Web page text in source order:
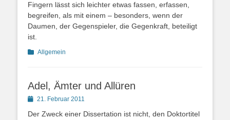
Fingern lässt sich leichter etwas fassen, erfassen,
begreifen, als mit einem – besonders, wenn der
Daumen, der Gegenspieler, die Gegenkraft, beteiligt
ist.
Kategorien
Allgemein
Adel, Ämter und Allüren
Posted21. Februar 2011
Der Zweck einer Dissertation ist nicht, den Doktortitel